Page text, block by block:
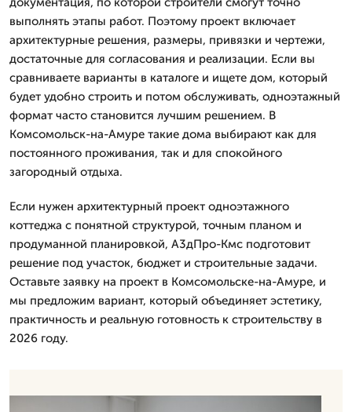
выполнять этапы работ. Поэтому проект включает
архитектурные решения, размеры, привязки и чертежи,
достаточные для согласования и реализации. Если вы
сравниваете варианты в каталоге и ищете дом, который
будет удобно строить и потом обслуживать, одноэтажный
формат часто становится лучшим решением. В
Комсомольск-на-Амуре такие дома выбирают как для
постоянного проживания, так и для спокойного
загородный отдыха.
Если нужен архитектурный проект одноэтажного
коттеджа с понятной структурой, точным планом и
продуманной планировкой, А3дПро-Кмс подготовит
решение под участок, бюджет и строительные задачи.
Оставьте заявку на проект в Комсомольске-на-Амуре, и
мы предложим вариант, который объединяет эстетику,
практичность и реальную готовность к строительству в
2026 году.